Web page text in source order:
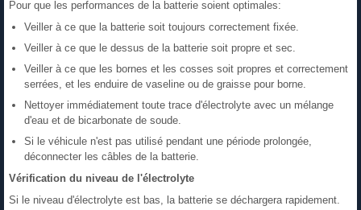
Pour que les performances de la batterie soient optimales:
Veiller à ce que la batterie soit toujours correctement fixée.
Veiller à ce que le dessus de la batterie soit propre et sec.
Veiller à ce que les bornes et les cosses soit propres et correctement
serrées, et les enduire de vaseline ou de graisse pour borne.
Nettoyer immédiatement toute trace d'électrolyte avec un mélange
d'eau et de bicarbonate de soude.
Si le véhicule n'est pas utilisé pendant une période prolongée,
déconnecter les câbles de la batterie.
Vérification du niveau de l'électrolyte
Si le niveau d'électrolyte est bas, la batterie se déchargera rapidement.